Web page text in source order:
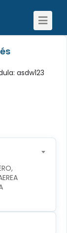
Toggle
asdw123